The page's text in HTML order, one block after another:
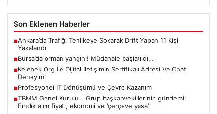
Son Eklenen Haberler
■Ankara’da Trafiği Tehlikeye Sokarak Drift Yapan 11 Kişi
Yakalandı
■Bursa’da orman yangını! Müdahale başlatıldı…
■Kelebek.Org İle Dijital İletişimin Sertifikalı Adresi Ve Chat
Deneyimi
■Profesyonel IT Dönüşümü ve Çevre Kazanım
■TBMM Genel Kurulu… Grup başkanvekillerinin gündemi:
Fındık alım fiyatı, ekonomi ve ‘çerçeve yasa’